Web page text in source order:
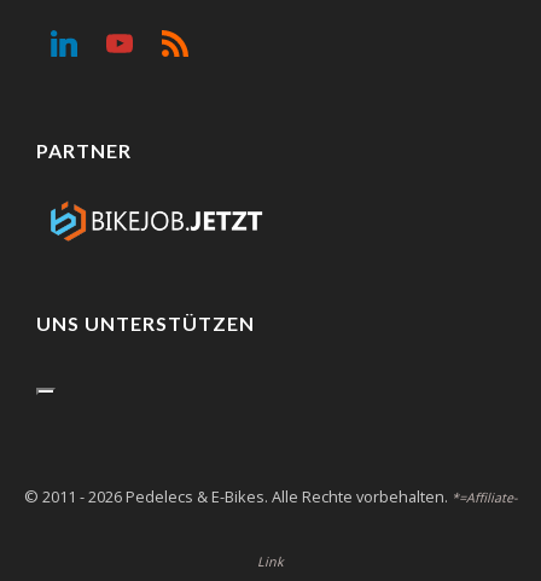
PARTNER
UNS UNTERSTÜTZEN
© 2011 - 2026 Pedelecs & E-Bikes. Alle Rechte vorbehalten. *=Affiliate-
Link